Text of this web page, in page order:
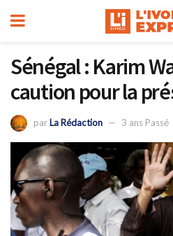
Sénégal : Karim
caution pour la
parLa Rédaction 3 ans Passé